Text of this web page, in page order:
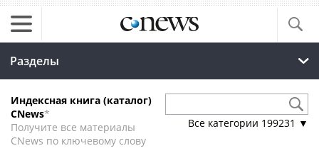
Разделы
Индексная книга (каталог)
CNews*
Получите все материалы
CNews по ключевому слову
Все категории 199231 ▼